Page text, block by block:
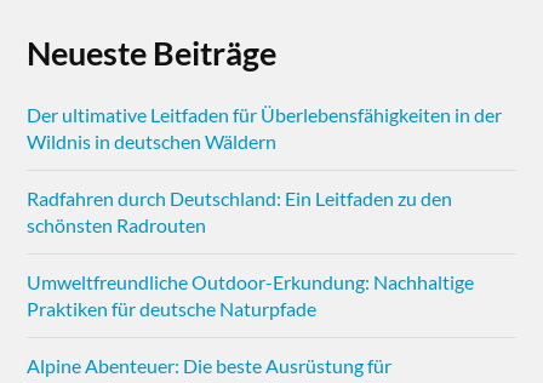
Neueste Beiträge
Der ultimative Leitfaden für Überlebensfähigkeiten in der
Wildnis in deutschen Wäldern
Radfahren durch Deutschland: Ein Leitfaden zu den
schönsten Radrouten
Umweltfreundliche Outdoor-Erkundung: Nachhaltige
Praktiken für deutsche Naturpfade
Alpine Abenteuer: Die beste Ausrüstung für